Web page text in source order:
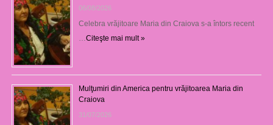
06/08/2026
Celebra vrăjitoare Maria din Craiova s-a întors recent
Citeşte mai mult »
Mulţumiri din America pentru vrăjitoarea Maria din
Craiova
31/07/2026